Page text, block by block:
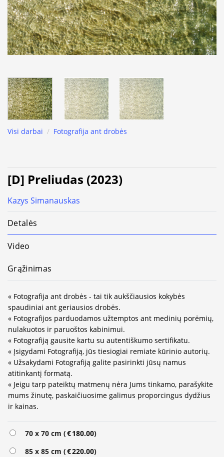
Visi darbai / Fotografija ant drobės
[D] Preliudas (2023)
Kazys Simanauskas
Detalės
Video
Grąžinimas
« Fotografija ant drobės - tai tik aukščiausios kokybės
spaudiniai ant geriausios drobės.
« Fotografijos parduodamos užtemptos ant medinių porėmių,
nulakuotos ir paruoštos kabinimui.
« Fotografiją gausite kartu su autentiškumo sertifikatu.
« Įsigydami Fotografiją, jūs tiesiogiai remiate kūrinio autorių.
« Užsakydami Fotografiją galite pasirinkti jūsų namus
atitinkantį formatą.
« Jeigu tarp pateiktų matmenų nėra Jums tinkamo, parašykite
mums žinutę, paskaičiuosime galimus proporcingus dydžius
ir kainas.
70 x 70 cm (€180.00)
85 x 85 cm (€220.00)
Alternative: